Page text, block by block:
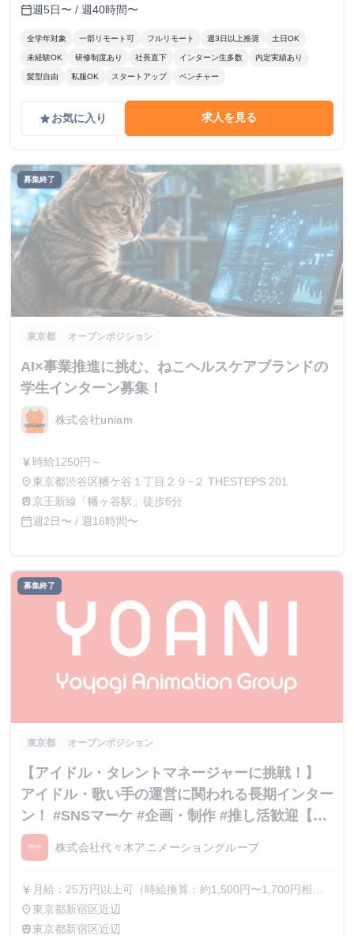
calendar_today週5日〜 / 週40時間〜
全学年対象 一部リモート可 フルリモート 週3日以上推奨 土日OK
未経験OK 研修制度あり 社長直下 インターン生多数 内定実績あり
髪型自由 私服OK スタートアップ ベンチャー
gradeお気に入り 求人を見る
募集終了
東京都 オープンポジション
AI×事業推進に挑む、ねこヘルスケアブランドの
学生インターン募集！
株式会社uniam
currency_yen 時給1250円～
place東京都渋谷区幡ケ谷１丁目２９−２ THESTEPS 201
train 京王新線「幡ヶ谷駅」徒歩6分
calendar_today週2日〜 / 週16時間〜
募集終了
東京都 オープンポジション
【アイドル・タレントマネージャーに挑戦！】
アイドル・歌い手の運営に関われる長期インター
ン！ #SNSマーケ #企画・制作 #推し活歓迎【内
定直結】
株式会社代々木アニメーショングループ
currency_yen 月給：25万円以上可（時給換算：約1,500円〜1,700円相
当） ※選考を通じて最終的な金額が調整（上振れ・下振
れ）されることがございます。 ※インターン期間中の貢献
place東京都新宿区近辺
train東京都新宿区近辺